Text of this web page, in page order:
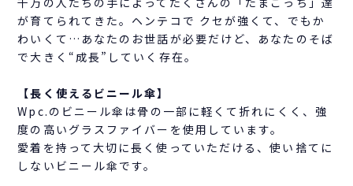
が育てられてきた。ヘンテコで クセが強くて、でもか
わいくて…あなたのお世話が必要だけど、あなたのそば
で大きく“成長”していく存在。
【長く使えるビニール傘】
Wpc.のビニール傘は骨の一部に軽くて折れにくく、強
度の高いグラスファイバーを使用しています。
愛着を持って大切に長く使っていただける、使い捨てに
しないビニール傘です。